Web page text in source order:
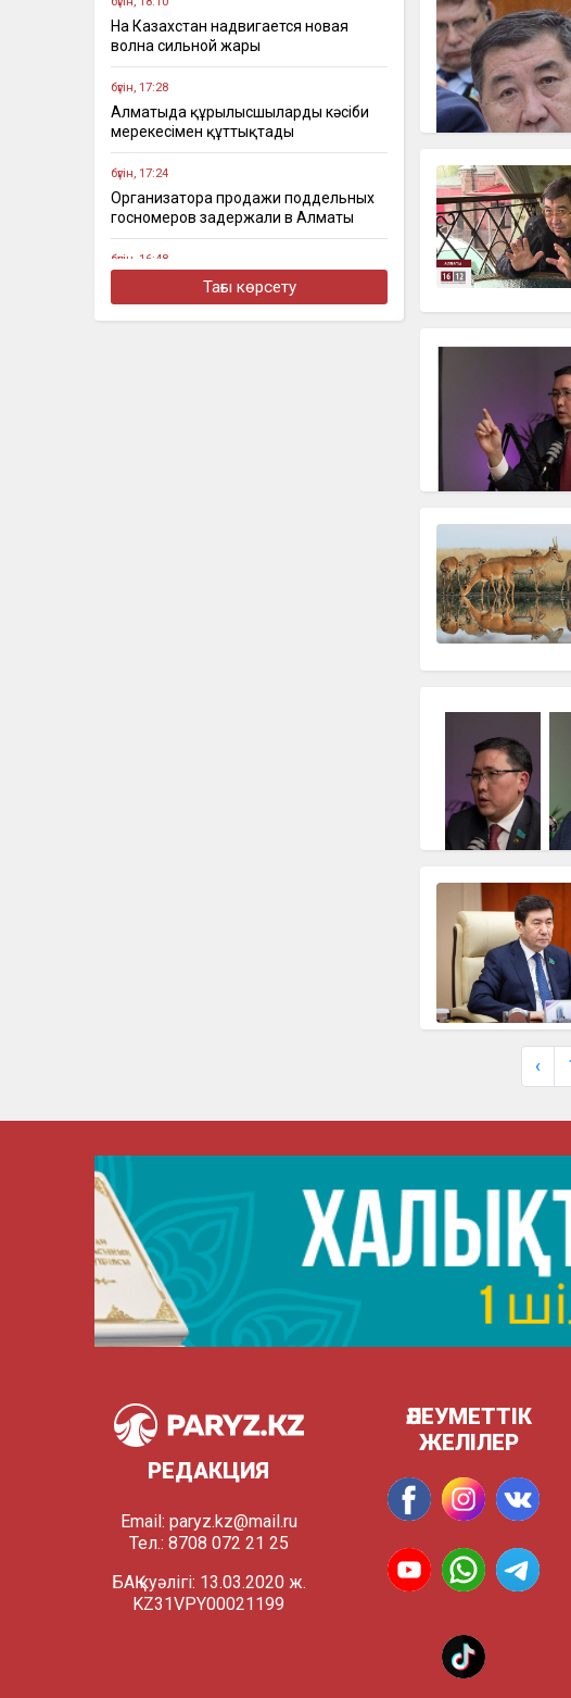
На Казахстан надвигается новая
волна сильной жары
бүгін, 17:28
Алматыда құрылысшыларды кәсіби
мерекесімен құттықтады
бүгін, 17:24
Организатора продажи поддельных
госномеров задержали в Алматы
бүгін, 16:48
Алматыда жеңіл көлік тоқтап тұрған
жүк көлігімен соқтығысты
Тағы көрсету
‹
РЕДАКЦИЯ
Email: paryz.kz@mail.ru
Тел.: 8708 072 21 25
БАҚ куәлігі: 13.03.2020 ж.
KZ31VPY00021199
ӘЛЕУМЕТТІК
ЖЕЛІЛЕР